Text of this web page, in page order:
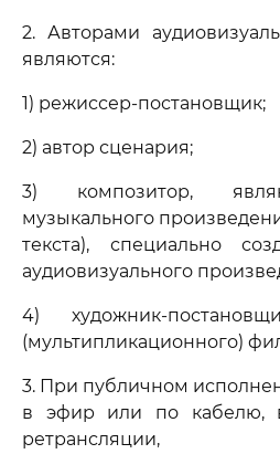
2. Авторами
являются:
1) режиссер-постановщик;
2) автор сценария;
3) композитор,
музыкального
текста), специально
аудиовизуального
4) художник-
(мультипликационного)
3. При публичном
в эфир или по кабелю,
ретрансляции,